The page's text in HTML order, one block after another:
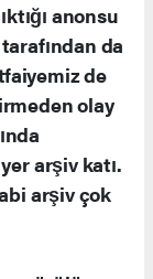
anonsu
da
de
olay
arşiv katı.
arşiv çok